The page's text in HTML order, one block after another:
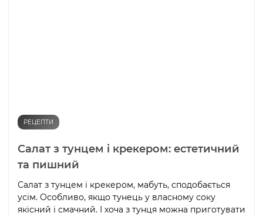
РЕЦЕПТИ
Салат з тунцем і крекером: естетичний
та пишний
Салат з тунцем і крекером, мабуть, сподобається
усім. Особливо, якщо тунець у власному соку
якісний і смачний. І хоча з тунця можна приготувати